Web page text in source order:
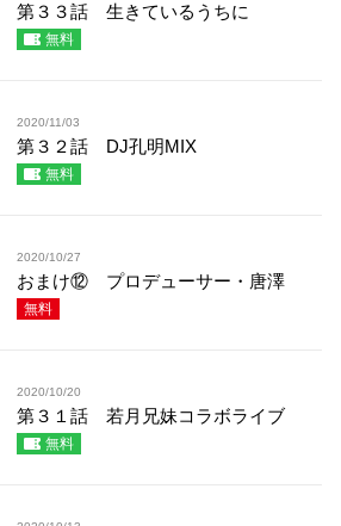
第３３話 生きているうちに
無料
2020/11/03
第３２話 DJ孔明MIX
無料
2020/10/27
おまけ⑫ プロデューサー・唐澤
無料
2020/10/20
第３１話 若月兄妹コラボライブ
無料